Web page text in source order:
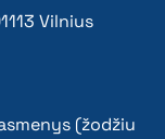
Vilnius
(žodžiu